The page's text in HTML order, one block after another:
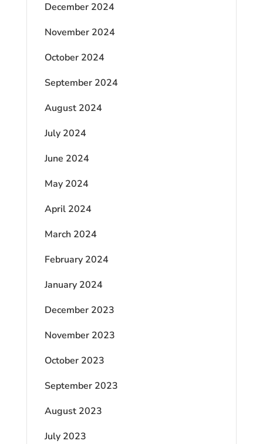
December 2024
November 2024
October 2024
September 2024
August 2024
July 2024
June 2024
May 2024
April 2024
March 2024
February 2024
January 2024
December 2023
November 2023
October 2023
September 2023
August 2023
July 2023